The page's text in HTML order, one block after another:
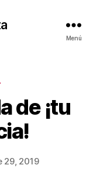
Menú
de ¡tu
29, 2019